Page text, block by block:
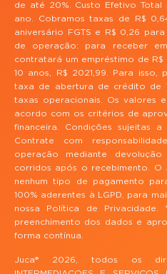
de até 20%. Custo Efetivo
ano. Cobramos taxas de R$
aniversário FGTS e R$ 0,26
de operação: para receber
contratará um empréstimo de
10 anos, R$ 2021,99. Para isso,
taxa de abertura de crédito de
taxas operacionais. Os valores
acordo com os critérios de
financeira. Condições sujeitas
Contrate com
operação mediante
corridos após o recebimento. O
nenhum tipo de pagamento
100% aderentes à LGPD, para
nossa Política de
preenchimento dos dados e
forma contínua.
Juca® 2026, todos os